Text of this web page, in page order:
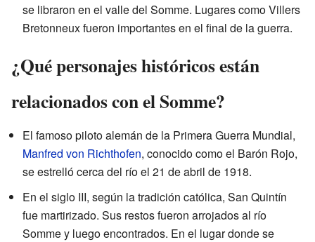
se libraron en el valle del Somme. Lugares como Villers
Bretonneux fueron importantes en el final de la guerra.
¿Qué personajes históricos están
relacionados con el Somme?
El famoso piloto alemán de la Primera Guerra Mundial,
Manfred von Richthofen, conocido como el Barón Rojo,
se estrelló cerca del río el 21 de abril de 1918.
En el siglo III, según la tradición católica, San Quintín
fue martirizado. Sus restos fueron arrojados al río
Somme y luego encontrados. En el lugar donde se